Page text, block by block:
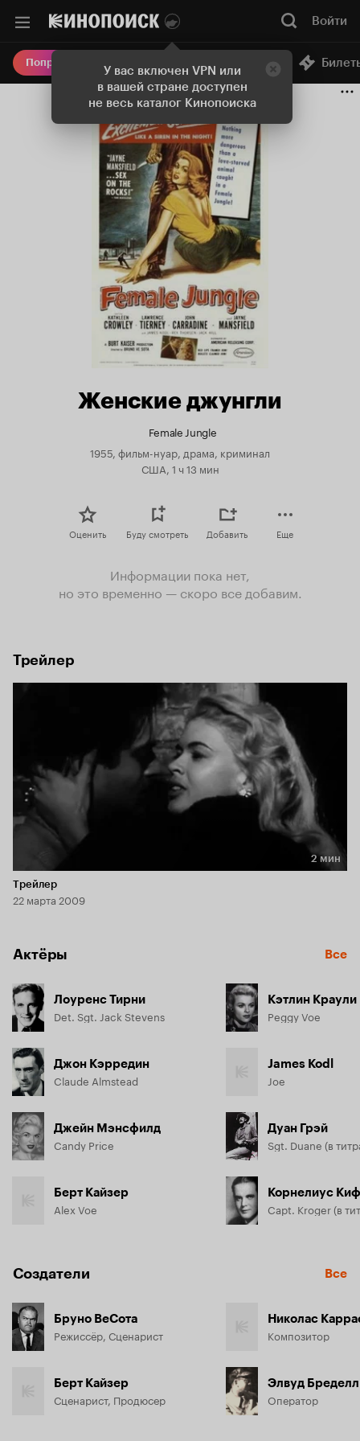
У вас включен VPN или
в вашей стране доступен
не весь каталог Кинопоиска
Войти
Попробовать Плюс Онлайн-кинотеатр
Женские джунгли
Female Jungle
1955, фильм-нуар, драма, криминал
США, 1 ч 13 мин
Оценить Буду смотреть Добавить Еще
Информации пока нет,
но это временно — скоро все добавим.
Трейлер
Длительность 2 мин
2 мин
Трейлер
22 марта 2009
Актёры Все
Лоуренс Тирни
Det. Sgt. Jack Stevens
Джон Кэрредин
Claude Almstead
Джейн Мэнсфилд
Candy Price
Берт Кайзер
Alex Voe
Кэтлин Краули
Peggy Voe
James Kodl
Joe
Дуан Грэй
Корнелиус Киф
Создатели Все
Бруно ВеСота
Режиссёр, Сценарист
Берт Кайзер
Сценарист, Продюсер
Николас
Композитор
Элвуд Бределл
Оператор